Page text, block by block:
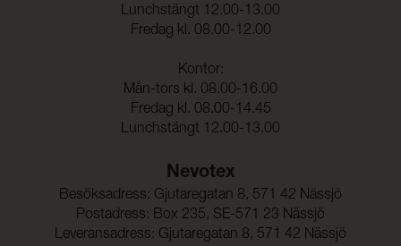
Lunchstängt 12.00-13.00
Fredag kl. 08.00-12.00
Kontor:
Mån-tors kl. 08.00-16.00
Fredag kl. 08.00-14.45
Lunchstängt 12.00-13.00
Nevotex
Besöksadress: Gjutaregatan 8, 571 42 Nässjö
Postadress: Box 235, SE-571 23 Nässjö
Leveransadress: Gjutaregatan 8, 571 42 Nässjö